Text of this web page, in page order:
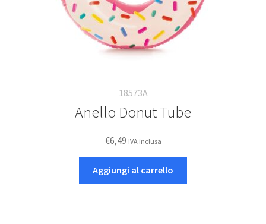
18573A
Anello Donut Tube
€6,49 IVA inclusa
Aggiungi al carrello